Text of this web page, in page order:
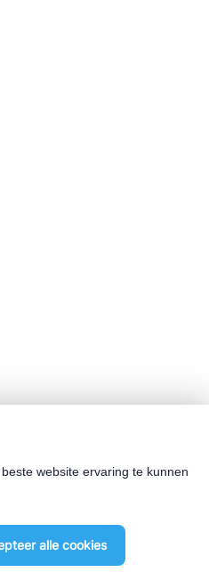
website ervaring te kunnen
alle cookies